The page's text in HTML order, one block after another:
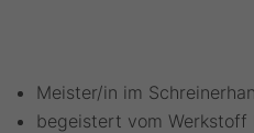
Meister/in im
begeistert vom Werkstoff